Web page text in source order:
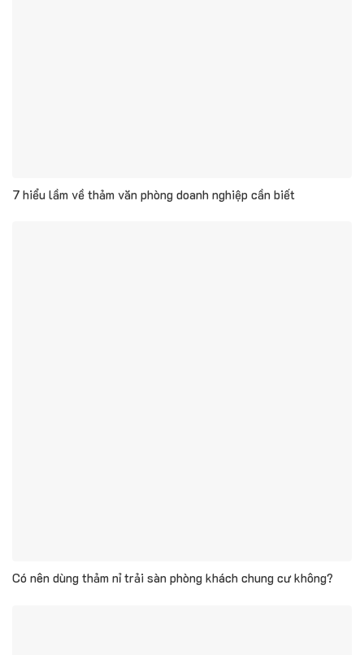
7 hiểu lầm về thảm văn phòng doanh nghiệp cần biết
Có nên dùng thảm nỉ trải sàn phòng khách chung cư không?